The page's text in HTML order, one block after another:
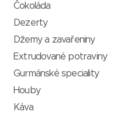
Čokoláda
Dezerty
Džemy a zavařeniny
Extrudované potraviny
Gurmánské speciality
Houby
Káva